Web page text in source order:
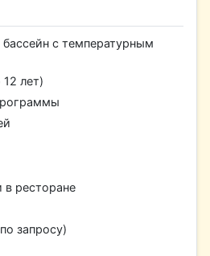
с температурным
лет)
в ресторане
запросу)